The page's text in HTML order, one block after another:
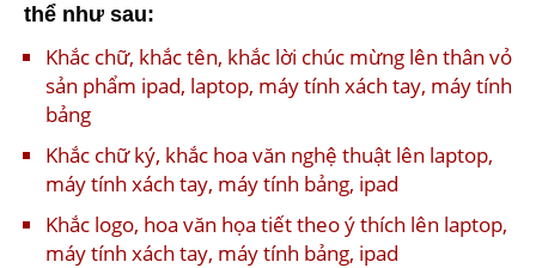
thể như sau:
Khắc chữ, khắc tên, khắc lời chúc mừng lên thân vỏ
sản phẩm ipad, laptop, máy tính xách tay, máy tính
bảng
Khắc chữ ký, khắc hoa văn nghệ thuật lên laptop,
máy tính xách tay, máy tính bảng, ipad
Khắc logo, hoa văn họa tiết theo ý thích lên laptop,
máy tính xách tay, máy tính bảng, ipad